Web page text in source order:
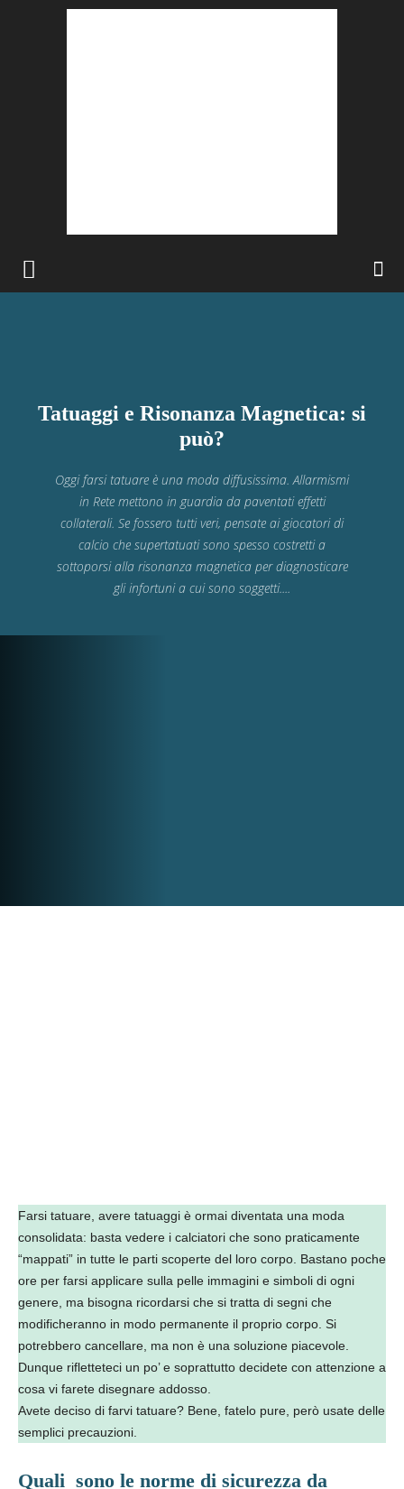
Tatuaggi e Risonanza Magnetica: si
può?
Oggi farsi tatuare è una moda diffusissima. Allarmismi
in Rete mettono in guardia da paventati effetti
collaterali. Se fossero tutti veri, pensate ai giocatori di
calcio che supertatuati sono spesso costretti a
sottoporsi alla risonanza magnetica per diagnosticare
gli infortuni a cui sono soggetti....
Farsi tatuare, avere tatuaggi è ormai diventata una moda
consolidata: basta vedere i calciatori che sono praticamente
“mappati” in tutte le parti scoperte del loro corpo. Bastano poche
ore per farsi applicare sulla pelle immagini e simboli di ogni
genere, ma bisogna ricordarsi che si tratta di segni che
modificheranno in modo permanente il proprio corpo. Si
potrebbero cancellare, ma non è una soluzione piacevole.
Dunque rifletteteci un po’ e soprattutto decidete con attenzione a
cosa vi farete disegnare addosso.
Avete deciso di farvi tatuare? Bene, fatelo pure, però usate delle
semplici precauzioni.
Quali sono le norme di sicurezza da